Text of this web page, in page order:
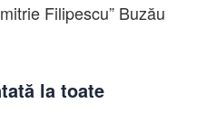
Filipescu” Buzău
la toate